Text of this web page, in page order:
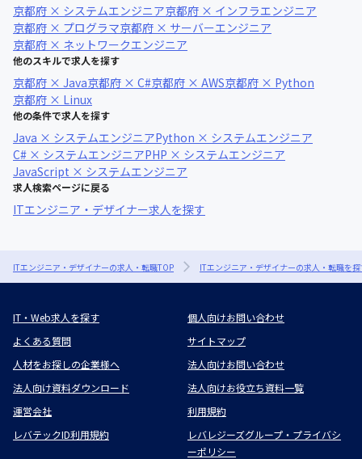
京都府 × システムエンジニア京都府 × インフラエンジニア
京都府 × プログラマ京都府 × サーバーエンジニア
京都府 × ネットワークエンジニア
他のスキルで求人を探す
京都府 × Java京都府 × C#京都府 × AWS京都府 × Python
京都府 × Linux
他の条件で求人を探す
Java × システムエンジニアPython × システムエンジニア
C# × システムエンジニアPHP × システムエンジニア
JavaScript × システムエンジニア
求人検索ページに戻る
ITエンジニア・デザイナー求人を探す
ITエンジニア・デザイナーの求人・転職TOP ITエンジニア・デザイナーの求人・転職を
IT・Web求人を探す
個人向けお問い合わせ
よくある質問
サイトマップ
人材をお探しの企業様へ
法人向けお問い合わせ
法人向け資料ダウンロード
法人向けお役立ち資料一覧
運営会社
利用規約
レバテックID利用規約
レバレジーズグループ・プライバシ
ーポリシー